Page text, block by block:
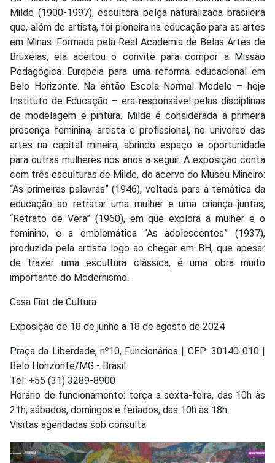
Milde (1900-1997), escultora belga naturalizada brasileira
que, além de artista, foi pioneira na educação para as artes
em Minas. Formada pela Real Academia de Belas Artes de
Bruxelas, ela aceitou o convite para compor a Missão
Pedagógica Europeia para uma reforma educacional em
Belo Horizonte. Na então Escola Normal Modelo – hoje
Instituto de Educação – era responsável pelas disciplinas
de modelagem e pintura. Milde é considerada a primeira
presença feminina, artista e profissional, no universo das
artes na capital mineira, abrindo espaço e oportunidade
para outras mulheres nos anos a seguir. A exposição conta
com três esculturas de Milde, do acervo do Museu Mineiro:
“As primeiras palavras” (1946), voltada para a temática da
educação ao retratar uma mulher e uma criança juntas,
“Retrato de Vera” (1960), em que explora a mulher e o
feminino, e a emblemática “As adolescentes” (1937),
produzida pela artista logo ao chegar em BH, que apesar
de trazer uma escultura clássica, é uma obra muito
importante do Modernismo.
Casa Fiat de Cultura
Exposição de 18 de junho a 18 de agosto de 2024
Praça da Liberdade, nº10, Funcionários | CEP: 30140-010 |
Belo Horizonte/MG - Brasil
Tel: +55 (31) 3289-8900
Horário de funcionamento: terça a sexta-feira, das 10h às
21h; sábados, domingos e feriados, das 10h às 18h
Visitas agendadas sob consulta